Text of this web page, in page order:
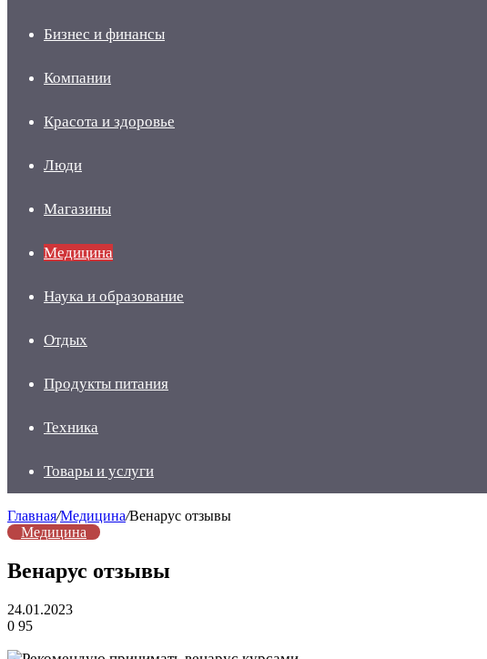
Бизнес и финансы
Компании
Красота и здоровье
Люди
Магазины
Медицина
Наука и образование
Отдых
Продукты питания
Техника
Товары и услуги
Главная/Медицина/Венарус отзывы
Медицина
Венарус отзывы
24.01.2023
0 95